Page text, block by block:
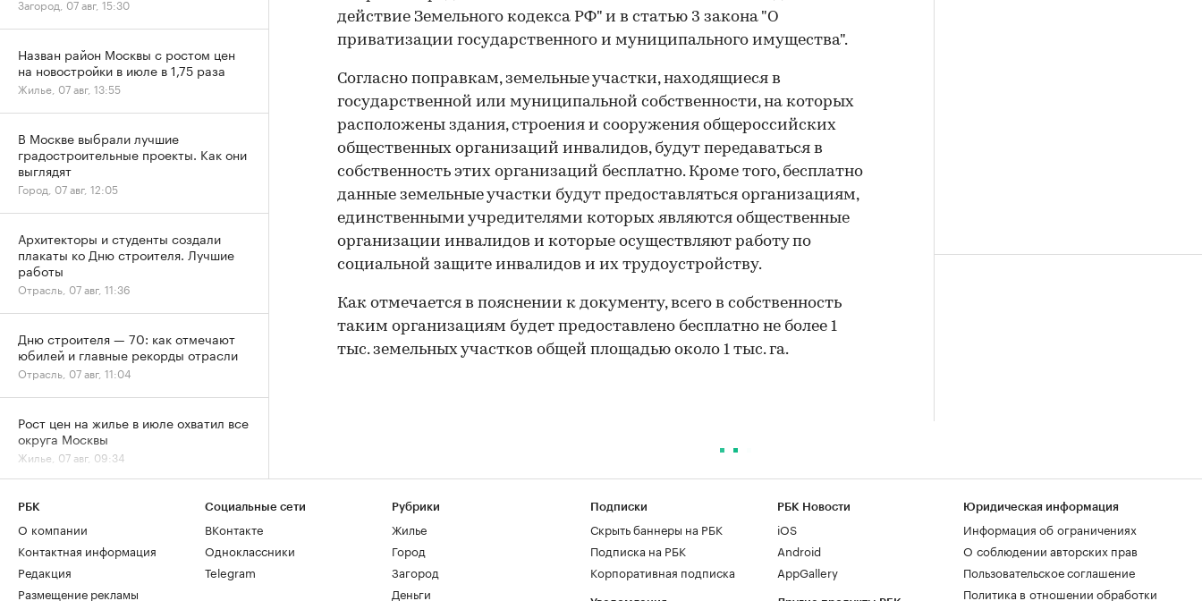
действие Земельного кодекса РФ" и в статью 3 закона "О
приватизации государственного и муниципального имущества".
Согласно поправкам, земельные участки, находящиеся в
государственной или муниципальной собственности, на которых
расположены здания, строения и сооружения общероссийских
общественных организаций инвалидов, будут передаваться в
собственность этих организаций бесплатно. Кроме того, бесплатно
данные земельные участки будут предоставляться организациям,
единственными учредителями которых являются общественные
организации инвалидов и которые осуществляют работу по
социальной защите инвалидов и их трудоустройству.
Как отмечается в пояснении к документу, всего в собственность
таким организациям будет предоставлено бесплатно не более 1
тыс. земельных участков общей площадью около 1 тыс. га.
Загород, 07 авг, 15:30
Назван район Москвы с ростом цен
на новостройки в июле в 1,75 раза
Жилье, 07 авг, 13:55
В Москве выбрали лучшие
градостроительные проекты. Как они
выглядят
Город, 07 авг, 12:05
Архитекторы и студенты создали
плакаты ко Дню строителя. Лучшие
работы
Отрасль, 07 авг, 11:36
Дню строителя — 70: как отмечают
юбилей и главные рекорды отрасли
Отрасль, 07 авг, 11:04
Рост цен на жилье в июле охватил все
округа Москвы
Жилье, 07 авг, 09:34
Эксперты объяснили, почему жилье
для студентов надо было искать
«вчера»
РАДИО
Недвижимость, 07 авг, 09:03
РБК
О компании
Контактная информация
Редакция
Размещение рекламы
Социальные сети
ВКонтакте
Одноклассники
Telegram
Рубрики
Жилье
Город
Загород
Деньги
Подписки
Скрыть баннеры на РБК
Подписка на РБК
Корпоративная подписка
РБК Новости
iOS
Android
AppGallery
Юридическая информация
Информация об ограничениях
О соблюдении авторских прав
Пользовательское соглашение
Политика в отношении обработки